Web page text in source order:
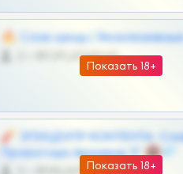
Показать 18+
🔥 Слив шкод |
@OPLATAPODPSK1BOT
Показать 18+
🧨 ЭПИЦЕНТР КОНТЕНТА:
Приватных Архивов ТГ 🔞💎